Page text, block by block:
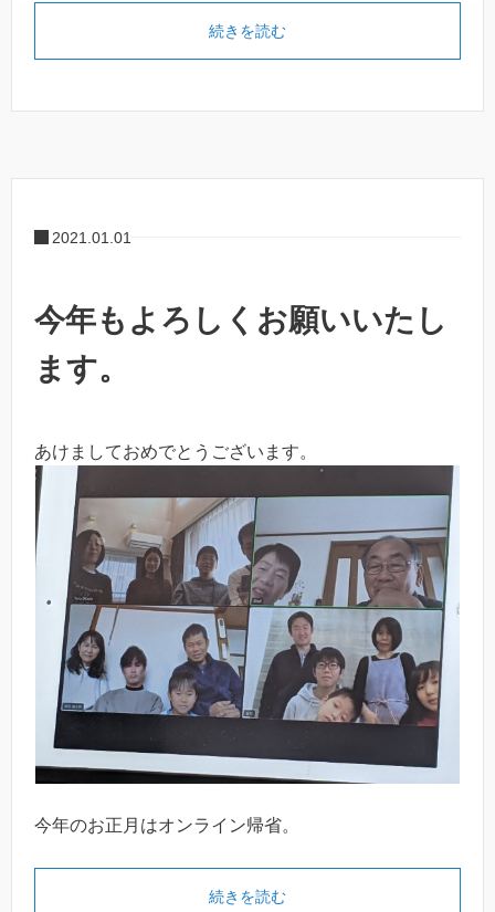
続きを読む
2021.01.01
今年もよろしくお願いいたし
ます。
あけましておめでとうございます。
今年のお正月はオンライン帰省。
続きを読む